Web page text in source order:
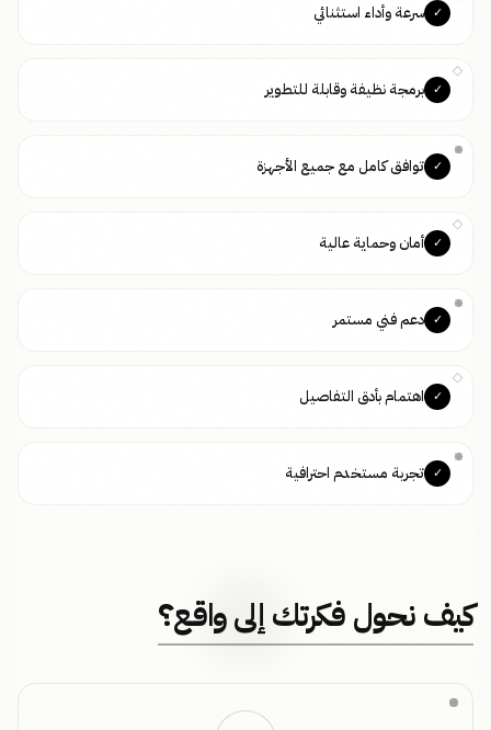
✓ سرعة وأداء استثنائي
✓ برمجة نظيفة وقابلة للتطوير
✓ توافق كامل مع جميع الأجهزة
✓ أمان وحماية عالية
✓ دعم فني مستمر
✓ اهتمام بأدق التفاصيل
✓ تجربة مستخدم احترافية
كيف نحول فكرتك إلى واقع؟